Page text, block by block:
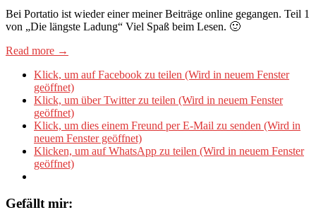
Bei Portatio ist wieder einer meiner Beiträge online gegangen. Teil 1
von „Die längste Ladung“ Viel Spaß beim Lesen. 🙂
Read more →
Klick, um auf Facebook zu teilen (Wird in neuem Fenster
geöffnet)
Klick, um über Twitter zu teilen (Wird in neuem Fenster
geöffnet)
Klick, um dies einem Freund per E-Mail zu senden (Wird in
neuem Fenster geöffnet)
Klicken, um auf WhatsApp zu teilen (Wird in neuem Fenster
geöffnet)
Gefällt mir: